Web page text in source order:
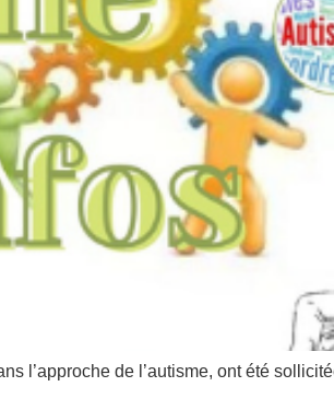
l’approche de l’autisme, ont été